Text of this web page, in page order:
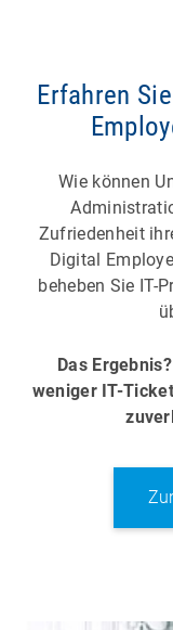
Erfahren
Wie können
Zufriedenheit
Digital
beheben Sie IT-
Das
weniger IT-